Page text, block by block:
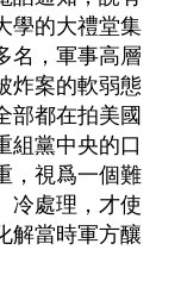
學的大禮堂集
名，軍事高層
炸案的軟弱態
部都在拍美國
組黨中央的口
，視爲一個難
冷處理，才使
解當時軍方釀